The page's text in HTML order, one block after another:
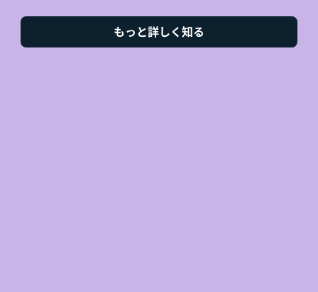
もっと詳しく知る